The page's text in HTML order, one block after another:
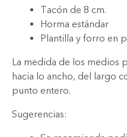
Tacón de 8 cm.
Horma estándar
Plantilla y forro en
La medida de los medios
hacia lo ancho, del largo
punto entero.
Sugerencias: